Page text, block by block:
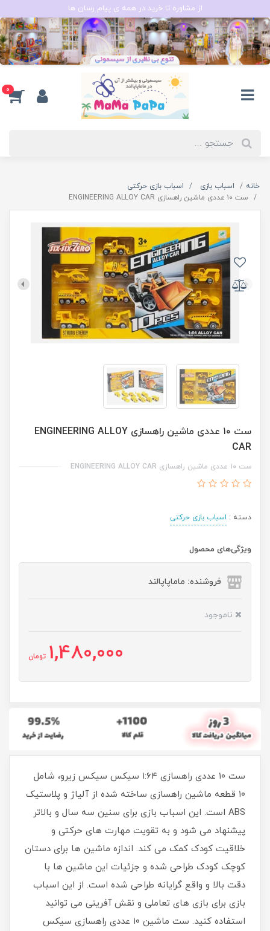
از مشاوره تا خرید در همه ی پیام رسان ها
0
خانه اسباب بازی
اسباب بازی حرکتی
ست ۱۰ عددی ماشین راهسازی ENGINEERING ALLOY CAR
ست ۱۰ عددی ماشین راهسازی ENGINEERING ALLOY
CAR
ست ۱۰ عددی ماشین راهسازی ENGINEERING ALLOY CAR
دسته : اسباب بازی حرکتی
ویژگی‌های محصول
فروشنده: ماماپاپالند
ناموجود
1,480,000 تومان
ست ۱۰ عددی راهسازی ۱:۶۴ سیکس سیکس زیرو، شامل
۱۰ قطعه ماشین راهسازی ساخته شده از آلیاژ و پلاستیک
ABS است. این اسباب بازی برای سنین سه سال و بالاتر
پیشنهاد می شود و به تقویت مهارت های حرکتی و
خلاقیت کودک کمک می کند. اندازه ماشین ها برای دستان
کوچک کودک طراحی شده و جزئیات این ماشین ها با
دقت بالا و واقع گرایانه طراحی شده است. از این اسباب
بازی برای بازی های تعاملی و نقش آفرینی می توانید
استفاده کنید. ست ماشین ۱۰ عددی راهسازی سیکس